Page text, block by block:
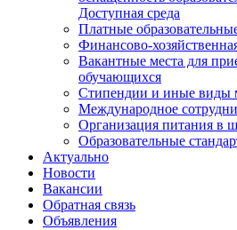
Доступная среда
Платные
Финансово-
Вакантные места для
обучающихся
Стипендии и иные виды
Международное
Организация питания в
Образовательные
Актуально
Новости
Вакансии
Обратная связь
Объявления